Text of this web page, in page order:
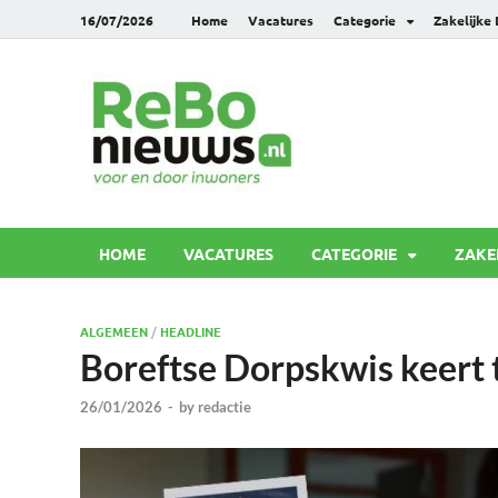
16/07/2026 Home Vacatures Categorie Zakelijke
HOME VACATURES CATEGORIE
ALGEMEEN / HEADLINE
Boreftse Dorpskwis keert
26/01/2026 - by redactie